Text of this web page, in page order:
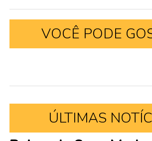
VOCÊ PODE
ÚLTIMAS